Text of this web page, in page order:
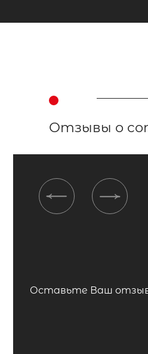
Отзывы о
Оставьте Ваш
Previous Next